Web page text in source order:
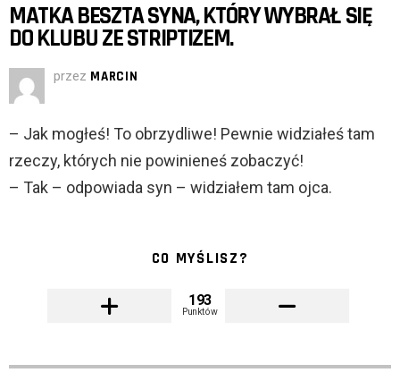
MATKA BESZTA SYNA, KTÓRY WYBRAŁ SIĘ
DO KLUBU ZE STRIPTIZEM.
przez MARCIN
– Jak mogłeś! To obrzydliwe! Pewnie widziałeś tam
rzeczy, których nie powinieneś zobaczyć!
– Tak – odpowiada syn – widziałem tam ojca.
CO MYŚLISZ?
193
Punktów